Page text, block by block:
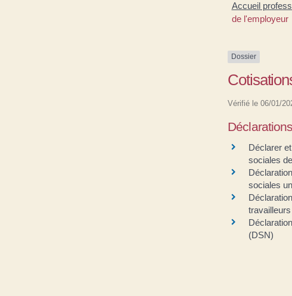
Accueil
de l'employeur
Dossier
Vérifié le 06/01/
Déclarer
sociales
sociales
(DSN)